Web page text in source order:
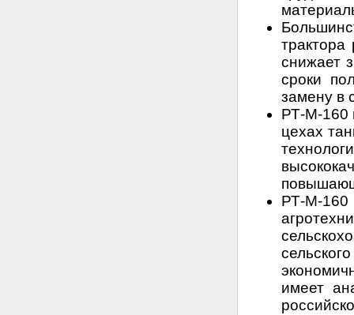
трактора
снижает
сроки
замену в
РТ-М-160
цехах
РТ-М-
имеет